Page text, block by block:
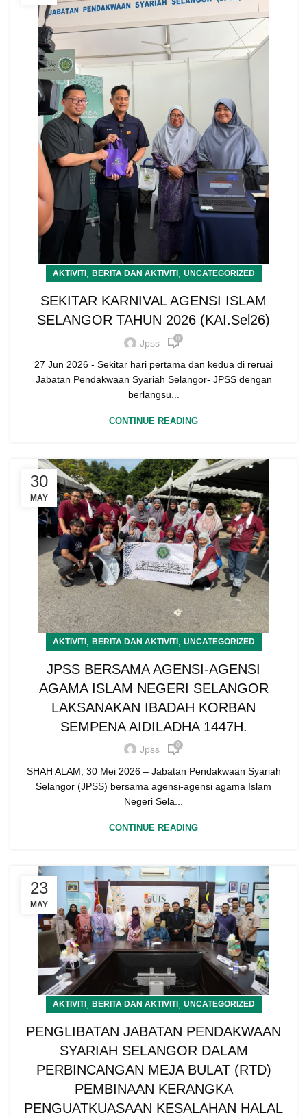
AKTIVITI, BERITA DAN AKTIVITI, UNCATEGORIZED
SEKITAR KARNIVAL AGENSI ISLAM
SELANGOR TAHUN 2026 (KAI.Sel26)
Jpss 0
27 Jun 2026 - Sekitar hari pertama dan kedua di reruai
Jabatan Pendakwaan Syariah Selangor- JPSS dengan
berlangsu...
CONTINUE READING
30
MAY
AKTIVITI, BERITA DAN AKTIVITI, UNCATEGORIZED
JPSS BERSAMA AGENSI-AGENSI
AGAMA ISLAM NEGERI SELANGOR
LAKSANAKAN IBADAH KORBAN
SEMPENA AIDILADHA 1447H.
Jpss 0
SHAH ALAM, 30 Mei 2026 – Jabatan Pendakwaan Syariah
Selangor (JPSS) bersama agensi-agensi agama Islam
Negeri Sela...
CONTINUE READING
23
MAY
AKTIVITI, BERITA DAN AKTIVITI, UNCATEGORIZED
PENGLIBATAN JABATAN PENDAKWAAN
SYARIAH SELANGOR DALAM
PERBINCANGAN MEJA BULAT (RTD)
PEMBINAAN KERANGKA
PENGUATKUASAAN KESALAHAN HALAL